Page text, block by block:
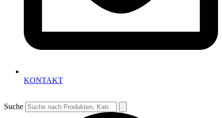
KONTAKT
Suche